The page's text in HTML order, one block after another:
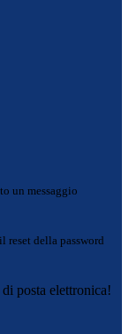
un messaggio
reset della password
posta elettronica!